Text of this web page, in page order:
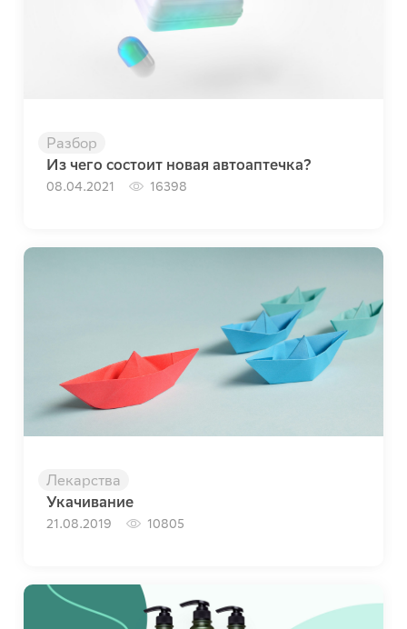
Разбор
Из чего состоит новая автоаптечка?
08.04.2021 16398
Лекарства
Укачивание
21.08.2019 10805